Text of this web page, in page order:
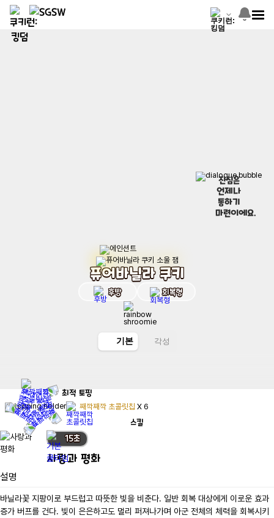
진심은
언제나
통하기
마련이에요.
퓨어바닐라 쿠키
후방 회복형
기본 각성
최적 토핑
째깍째깍 초콜릿칩 X 6
스킬
15초
사랑과 평화
설명
바닐라꽃 지팡이로 부드럽고 따뜻한 빛을 비춘다. 일반 회복 대상에게 이로운 효과
증가 버프를 건다. 빛이 은은하고도 멀리 퍼져나가며 아군 전체의 체력을 회복시키